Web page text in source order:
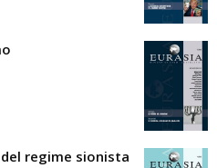
regime sionista